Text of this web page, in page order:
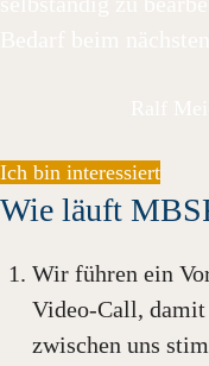
Ich bin interessiert
Wie läuft
Wir führen ein
Video-Call, damit
zwischen uns